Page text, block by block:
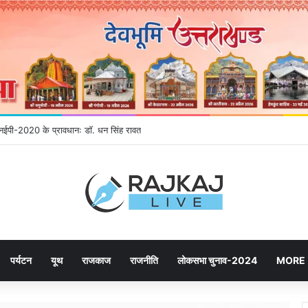
रही जनता, महायोजना-2041 पर दूसरे चरण की सुनवाई में बढ़ी भागीदारी
पर्यटन यूथ राजकाज राजनीति लोकसभा चुनाव-2024 MORE